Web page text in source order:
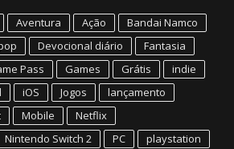
Aventura Ação
Bandai Namco
Devocional diário
Fantasia
Pass Games Grátis
indie
iOS Jogos
lançamento
Mobile
Netflix
Nintendo Switch 2 PC
playstation